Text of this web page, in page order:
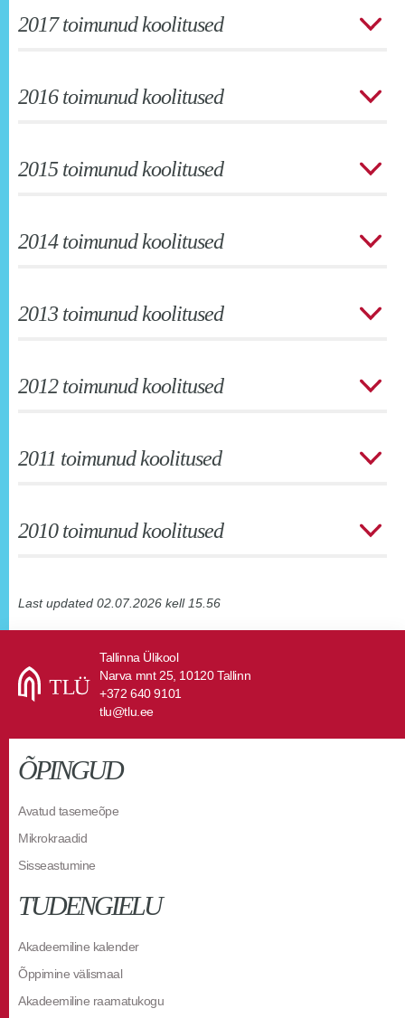
2017 toimunud koolitused
2016 toimunud koolitused
2015 toimunud koolitused
2014 toimunud koolitused
2013 toimunud koolitused
2012 toimunud koolitused
2011 toimunud koolitused
2010 toimunud koolitused
Last updated 02.07.2026 kell 15.56
Tallinna Ülikool
Narva mnt 25, 10120 Tallinn
+372 640 9101
tlu@tlu.ee
ÕPINGUD
Avatud tasemeõpe
Mikrokraadid
Sisseastumine
TUDENGIELU
Akadeemiline kalender
Õppimine välismaal
Akadeemiline raamatukogu